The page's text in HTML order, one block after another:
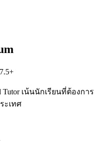
เน้นนักเรียนที่ต้องการ
ะเทศ